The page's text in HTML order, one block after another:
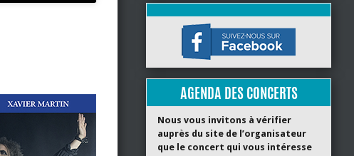
AGENDA DES CONCERTS
Nous vous invitons à vérifier
auprès du site de l’organisateur
que le concert qui vous intéresse